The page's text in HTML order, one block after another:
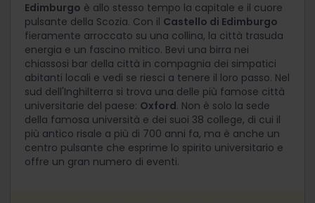
Edimburgo è allo stesso tempo la capitale e il cuore
pulsante della Scozia. Con il Castello di Edimburgo
fieramente arroccato su una collina, la città trasuda
energia e un fascino mitico. Bevi una birra nei
chiassosi bar della città in compagnia dei simpatici
abitanti locali e vedi se riesci a tenere il loro passo. Nel
sud dell'Inghilterra si trova una delle più famose città
universitarie del paese: Oxford. Non è solo la sede
della famosa università e dei suoi 38 college, di cui il
più antico risale a più di 700 anni fa, ma è anche un
centro pulsante che esprime lo spirito universitario e
offre un gran numero di eventi.